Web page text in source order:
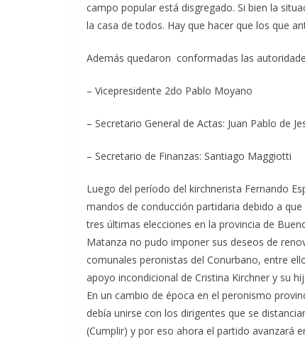
campo popular está disgregado. Si bien la
la casa de todos. Hay que hacer que los que
Además quedaron conformadas las
– Vicepresidente 2do Pablo Moyano
– Secretario General de Actas: Juan Pablo de
– Secretario de Finanzas: Santiago Maggiotti
Luego del período del kirchnerista Fernando
mandos de conducción partidaria debido a
tres últimas elecciones en la provincia de
Matanza no pudo imponer sus deseos de
comunales peronistas del Conurbano, entre
apoyo incondicional de Cristina Kirchner y su
En un cambio de época en el peronismo
debía unirse con los dirigentes que se
(Cumplir) y por eso ahora el partido avanzará